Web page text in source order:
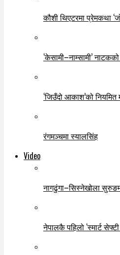
कौशी थिएटरमा प्रेमकथा
‘केसामी–नाम्सामी’
‘जिउँदो आकाश’को
रंगमञ्चमा स्यालसिंह
Video
नागढुंगा–सिस्नेखोला
नेपालकै पहिलो ‘स्मार्ट सेफ्टी